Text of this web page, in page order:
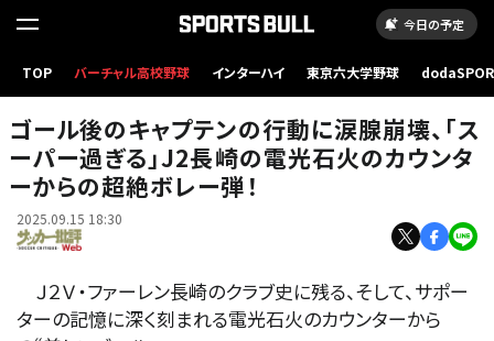
今日の予定
TOP バーチャル高校野球 インターハイ 東京六大学野球
Ｖ・ファーレン長崎のサポーターも涙した。 撮影／中地拓也
ゴール後のキャプテンの行動に涙腺崩壊、｢ス
ーパー過ぎる｣J2長崎の電光石火のカウンタ
ーからの超絶ボレー弾！
2025.09.15 18:30
Ｊ２Ｖ・ファーレン長崎のクラブ史に残る、そして、サポー
ターの記憶に深く刻まれる電光石火のカウンターから